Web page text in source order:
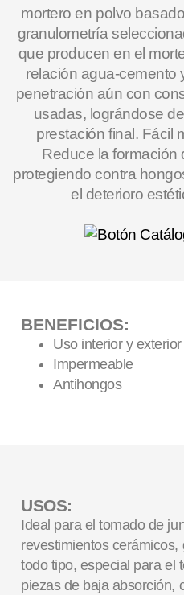
mortero en polvo
granulometría
que producen en el
relación agua-cemento
penetración aún con
usadas, lográndose
prestación final. Fácil
Reduce la formación
protegiendo contra
el deterioro
BENEFICIOS:
Uso interior y exterior
Impermeable
Antihongos
USOS:
Ideal para el tomado de
revestimientos
todo tipo, especial para el
piezas de baja absorción,